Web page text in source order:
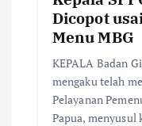
Dicopot
Menu MBG
KEPALA Badan
mengaku telah
Pelayanan
Papua, menyusul